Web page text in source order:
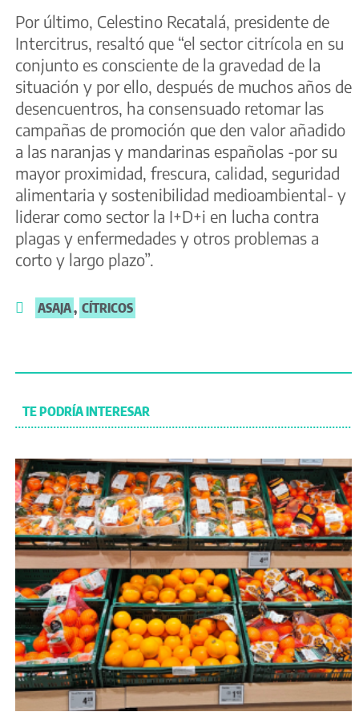
Por último, Celestino Recatalá, presidente de
Intercitrus, resaltó que “el sector citrícola en su
conjunto es consciente de la gravedad de la
situación y por ello, después de muchos años de
desencuentros, ha consensuado retomar las
campañas de promoción que den valor añadido
a las naranjas y mandarinas españolas -por su
mayor proximidad, frescura, calidad, seguridad
alimentaria y sostenibilidad medioambiental- y
liderar como sector la I+D+i en lucha contra
plagas y enfermedades y otros problemas a
corto y largo plazo”.
ASAJA, CÍTRICOS
TE PODRÍA INTERESAR